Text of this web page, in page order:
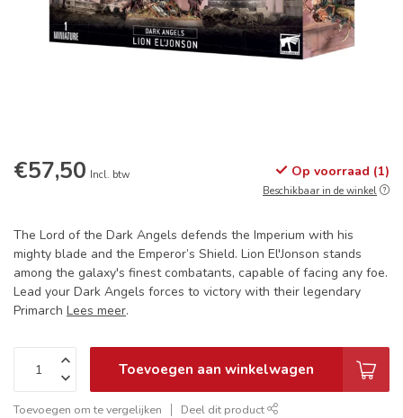
€57,50 Incl. btw Op voorraad (1)
Beschikbaar in de winkel
The Lord of the Dark Angels defends the Imperium with his
mighty blade and the Emperor’s Shield. Lion El'Jonson stands
among the galaxy's finest combatants, capable of facing any foe.
Lead your Dark Angels forces to victory with their legendary
Primarch Lees meer.
Toevoegen aan winkelwagen
Toevoegen om te vergelijken Deel dit product